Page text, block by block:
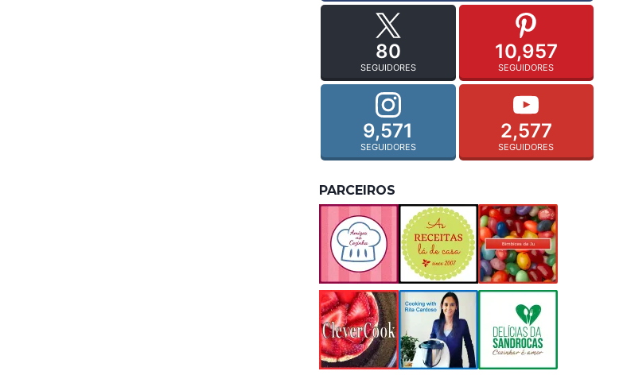
80
SEGUIDORES
10,957
SEGUIDORES
9,571
SEGUIDORES
2,577
SEGUIDORES
PARCEIROS